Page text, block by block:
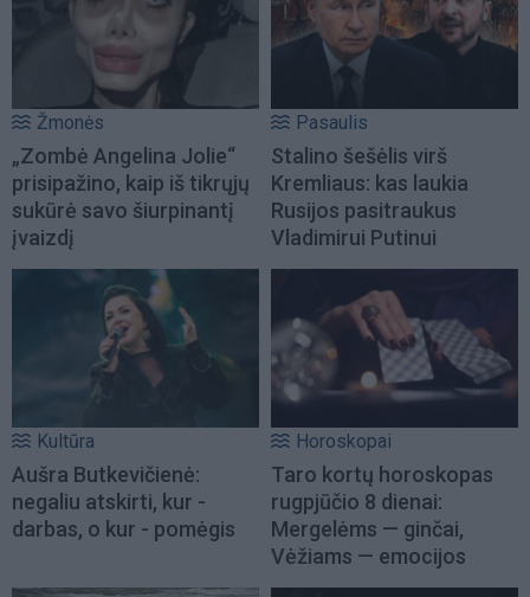
Žmonės
„Zombė Angelina Jolie“
prisipažino, kaip iš tikrųjų
sukūrė savo šiurpinantį
įvaizdį
Pasaulis
Stalino šešėlis virš
Kremliaus: kas laukia
Rusijos pasitraukus
Vladimirui Putinui
Kultūra
Aušra Butkevičienė:
negaliu atskirti, kur -
darbas, o kur - pomėgis
Horoskopai
Taro kortų horoskopas
rugpjūčio 8 dienai:
Mergelėms — ginčai,
Vėžiams — emocijos